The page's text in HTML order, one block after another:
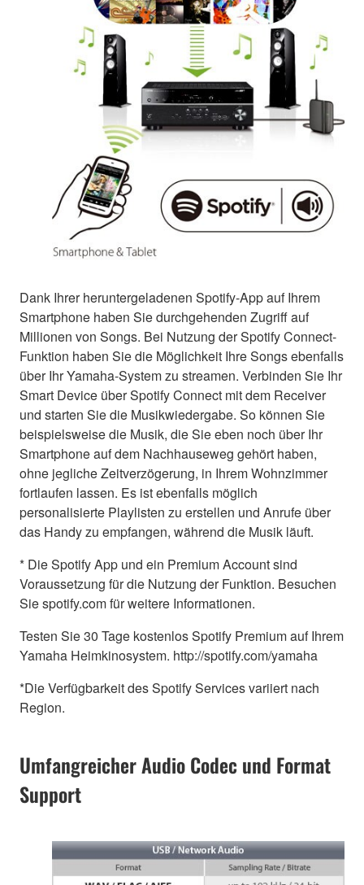
Dank Ihrer heruntergeladenen Spotify-App auf Ihrem
Smartphone haben Sie durchgehenden Zugriff auf
Millionen von Songs. Bei Nutzung der Spotify Connect-
Funktion haben Sie die Möglichkeit Ihre Songs ebenfalls
über Ihr Yamaha-System zu streamen. Verbinden Sie Ihr
Smart Device über Spotify Connect mit dem Receiver
und starten Sie die Musikwiedergabe. So können Sie
beispielsweise die Musik, die Sie eben noch über Ihr
Smartphone auf dem Nachhauseweg gehört haben,
ohne jegliche Zeitverzögerung, in Ihrem Wohnzimmer
fortlaufen lassen. Es ist ebenfalls möglich
personalisierte Playlisten zu erstellen und Anrufe über
das Handy zu empfangen, während die Musik läuft.
* Die Spotify App und ein Premium Account sind
Voraussetzung für die Nutzung der Funktion. Besuchen
Sie spotify.com für weitere Informationen.
Testen Sie 30 Tage kostenlos Spotify Premium auf Ihrem
Yamaha Heimkinosystem. http://spotify.com/yamaha
*Die Verfügbarkeit des Spotify Services variiert nach
Region.
Umfangreicher Audio Codec und Format
Support